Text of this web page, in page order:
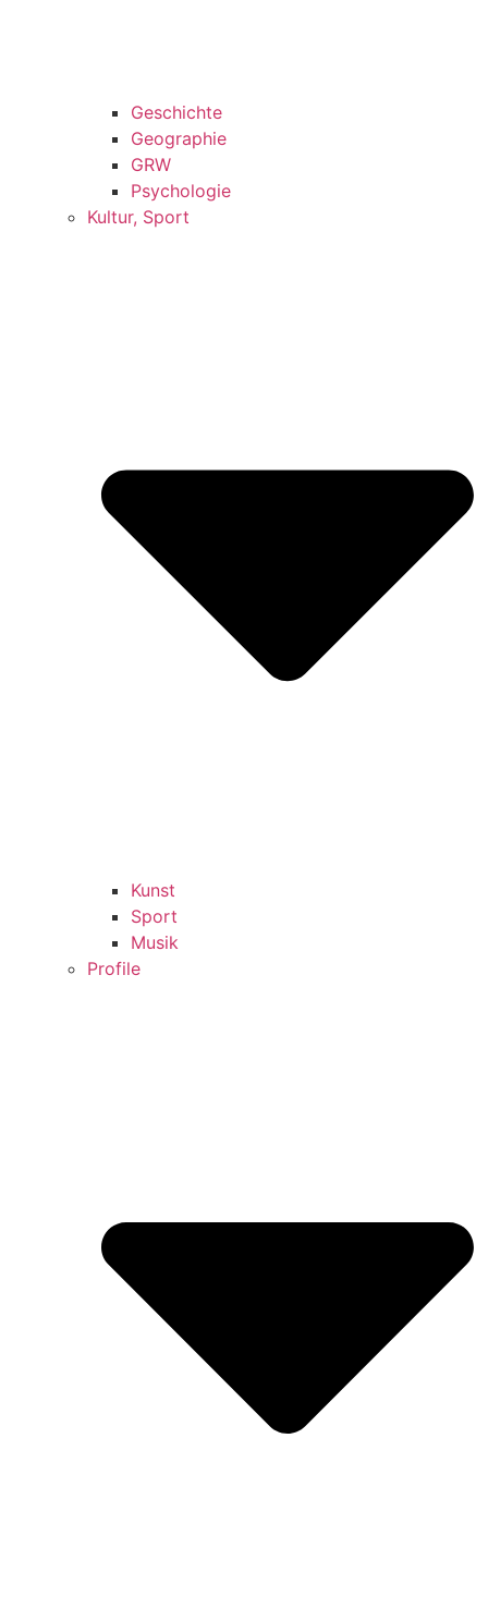
Geschichte
Geographie
GRW
Psychologie
Kultur, Sport
Kunst
Sport
Musik
Profile